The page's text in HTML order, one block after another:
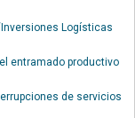
Logísticas
entramado productivo
de servicios